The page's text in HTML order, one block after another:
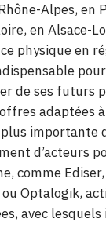
Alpes, en
en Alsace-
physique en
de ses futurs
adaptées
importante
d’acteurs
comme
Optalogik,
avec